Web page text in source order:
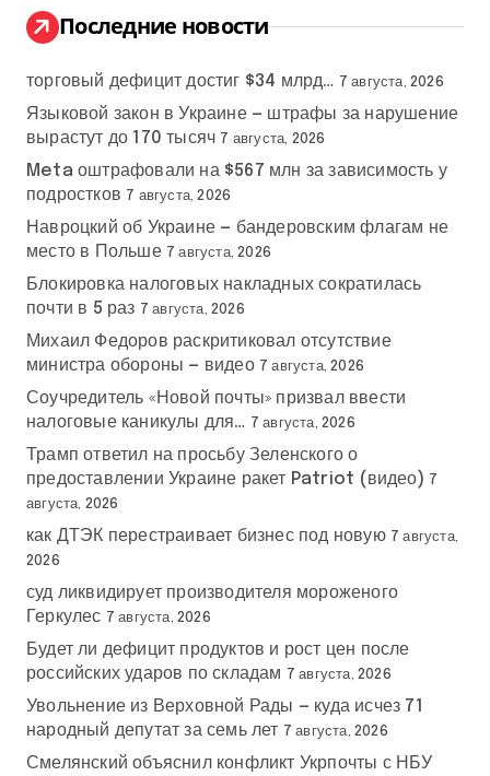
:
Последние новости
торговый дефицит достиг $34 млрд… 7 августа, 2026
Языковой закон в Украине — штрафы за нарушение
вырастут до 170 тысяч 7 августа, 2026
Meta оштрафовали на $567 млн за зависимость у
подростков 7 августа, 2026
Навроцкий об Украине — бандеровским флагам не
место в Польше 7 августа, 2026
Блокировка налоговых накладных сократилась
почти в 5 раз 7 августа, 2026
Михаил Федоров раскритиковал отсутствие
министра обороны — видео 7 августа, 2026
Соучредитель «Новой почты» призвал ввести
налоговые каникулы для… 7 августа, 2026
Трамп ответил на просьбу Зеленского о
предоставлении Украине ракет Patriot (видео) 7
августа, 2026
как ДТЭК перестраивает бизнес под новую 7 августа,
2026
суд ликвидирует производителя мороженого
Геркулес 7 августа, 2026
Будет ли дефицит продуктов и рост цен после
российских ударов по складам 7 августа, 2026
Увольнение из Верховной Рады — куда исчез 71
народный депутат за семь лет 7 августа, 2026
Смелянский объяснил конфликт Укрпочты с НБУ